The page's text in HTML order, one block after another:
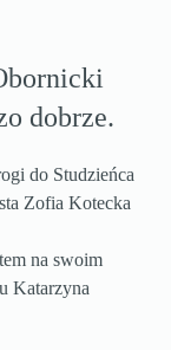
dobrze.
do Studzieńca
Zofia Kotecka
na swoim
Katarzyna